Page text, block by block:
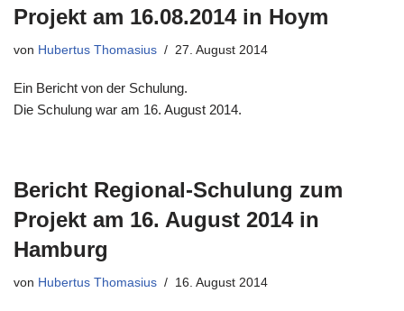
Projekt am 16.08.2014 in Hoym
von Hubertus Thomasius 27. August 2014
Ein Bericht von der Schulung.
Die Schulung war am 16. August 2014.
Bericht Regional-Schulung zum
Projekt am 16. August 2014 in
Hamburg
von Hubertus Thomasius 16. August 2014